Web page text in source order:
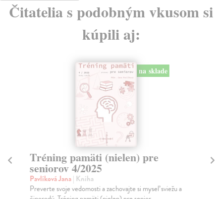
Čitatelia s podobným vkusom si
kúpili aj:
na sklade
Tréning pamäti (nielen) pre
seniorov 4/2025
Pavlíková Jana| Kniha
Preverte svoje vedomosti a zachovajte si myseľ sviežu a